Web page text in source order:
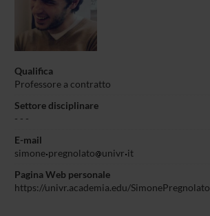
Qualifica
Professore a contratto
Settore disciplinare
- - -
E-mail
simone pregnolato univr it
Pagina Web personale
https://univr.academia.edu/SimonePregnolato